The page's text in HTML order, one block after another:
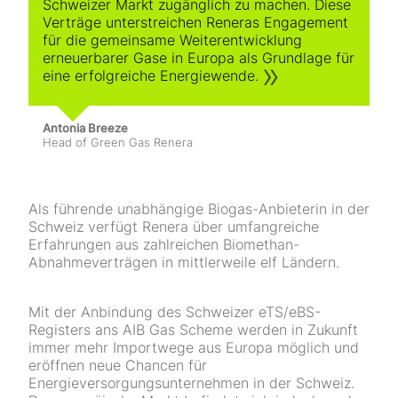
Schweizer Markt zugänglich zu machen. Diese
Verträge unterstreichen Reneras Engagement
für die gemeinsame Weiterentwicklung
erneuerbarer Gase in Europa als Grundlage für
eine erfolgreiche Energiewende.
Antonia Breeze
Head of Green Gas Renera
Als führende unabhängige Biogas-Anbieterin in der
Schweiz verfügt Renera über umfangreiche
Erfahrungen aus zahlreichen Biomethan-
Abnahmeverträgen in mittlerweile elf Ländern.
Mit der Anbindung des Schweizer eTS/eBS-
Registers ans AIB Gas Scheme werden in Zukunft
immer mehr Importwege aus Europa möglich und
eröffnen neue Chancen für
Energieversorgungsunternehmen in der Schweiz.